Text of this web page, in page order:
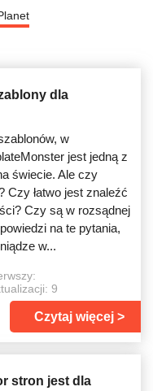
dla
w
jest jedną z
świecie. Ale czy
Czy łatwo jest znaleźć
Czy są w rozsądnej
na te pytania,
w...
9
Czytaj więcej
stron jest dla